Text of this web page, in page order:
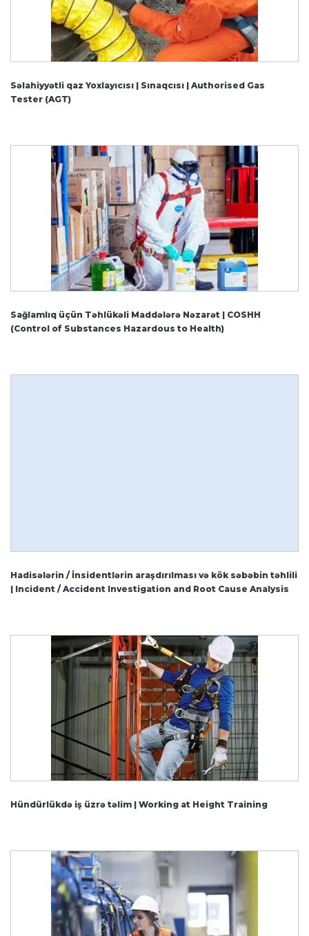
Səlahiyyətli qaz Yoxlayıcısı | Sınaqcısı | Authorised Gas
Tester (AGT)
Sağlamlıq üçün Təhlükəli Maddələrə Nəzarət | COSHH
(Control of Substances Hazardous to Health)
Hadisələrin / İnsidentlərin araşdırılması və kök səbəbin təhlili
| Incident / Accident Investigation and Root Cause Analysis
Hündürlükdə iş üzrə təlim | Working at Height Training